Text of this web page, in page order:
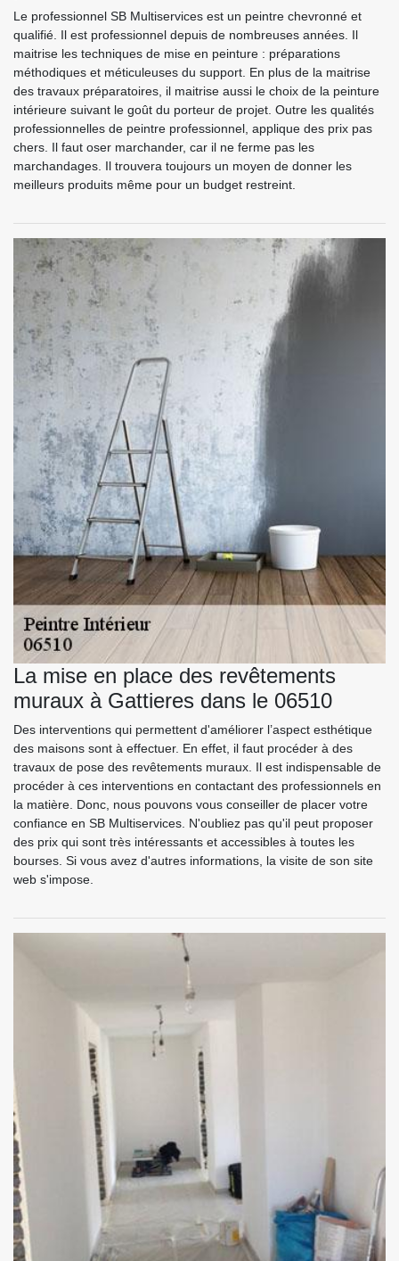
Le professionnel SB Multiservices est un peintre chevronné et
qualifié. Il est professionnel depuis de nombreuses années. Il
maitrise les techniques de mise en peinture : préparations
méthodiques et méticuleuses du support. En plus de la maitrise
des travaux préparatoires, il maitrise aussi le choix de la peinture
intérieure suivant le goût du porteur de projet. Outre les qualités
professionnelles de peintre professionnel, applique des prix pas
chers. Il faut oser marchander, car il ne ferme pas les
marchandages. Il trouvera toujours un moyen de donner les
meilleurs produits même pour un budget restreint.
La mise en place des revêtements
muraux à Gattieres dans le 06510
Des interventions qui permettent d'améliorer l’aspect esthétique
des maisons sont à effectuer. En effet, il faut procéder à des
travaux de pose des revêtements muraux. Il est indispensable de
procéder à ces interventions en contactant des professionnels en
la matière. Donc, nous pouvons vous conseiller de placer votre
confiance en SB Multiservices. N'oubliez pas qu'il peut proposer
des prix qui sont très intéressants et accessibles à toutes les
bourses. Si vous avez d'autres informations, la visite de son site
web s'impose.